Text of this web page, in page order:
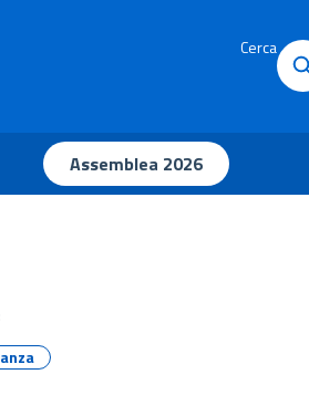
Cerca
Assemblea 2026